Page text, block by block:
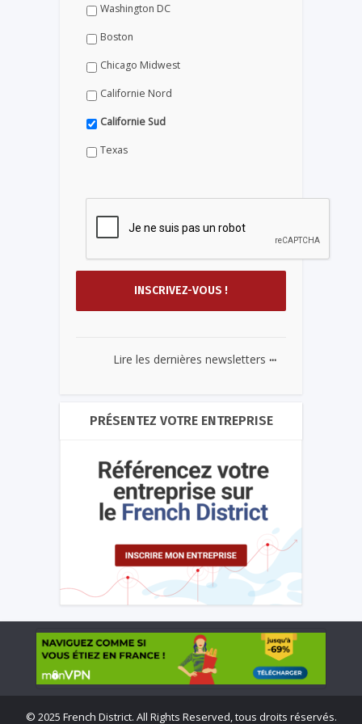
Washington DC
Boston
Chicago Midwest
Californie Nord
Californie Sud
Texas
Lire les dernières newsletters ...
PRÉSENTEZ VOTRE ENTREPRISE
© 2025 French District. All Rights Reserved, tous droits réservés.